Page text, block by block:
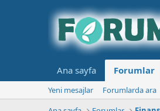
Ana sayfa Forumlar
Yeni mesajlar
Forumlarda ara